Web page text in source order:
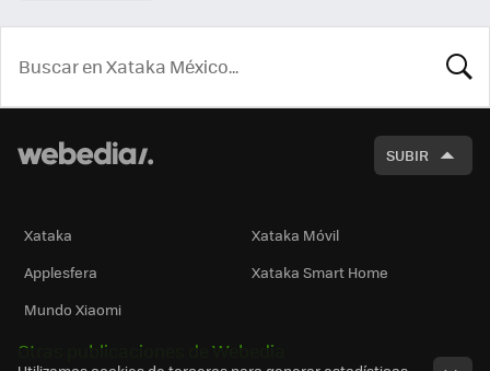
SUBIR
Xataka
Xataka Móvil
Applesfera
Xataka Smart Home
Mundo Xiaomi
Otras publicaciones de Webedia